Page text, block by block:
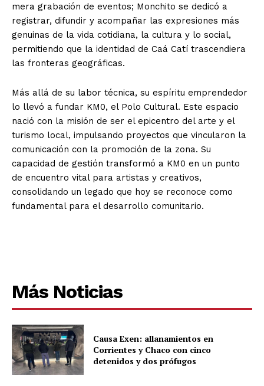
mera grabación de eventos; Monchito se dedicó a
registrar, difundir y acompañar las expresiones más
genuinas de la vida cotidiana, la cultura y lo social,
permitiendo que la identidad de Caá Catí trascendiera
las fronteras geográficas.
Más allá de su labor técnica, su espíritu emprendedor
lo llevó a fundar KM0, el Polo Cultural. Este espacio
nació con la misión de ser el epicentro del arte y el
turismo local, impulsando proyectos que vincularon la
comunicación con la promoción de la zona. Su
capacidad de gestión transformó a KM0 en un punto
de encuentro vital para artistas y creativos,
consolidando un legado que hoy se reconoce como
fundamental para el desarrollo comunitario.
Más Noticias
Causa Exen: allanamientos en
Corrientes y Chaco con cinco
detenidos y dos prófugos